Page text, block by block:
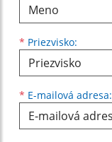
* Priezvisko:
* E-mailová adresa: